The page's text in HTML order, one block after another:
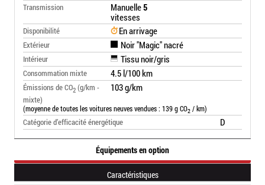
Équipements en option
Caractéristiques
Transmission Manuelle5
vitesses
Disponibilité En arrivage
Extérieur Noir "Magic" nacré
Intérieur Tissu noir/gris
Consommation mixte 4.5 l/100 km
Émissions de CO2 (g/km -
mixte)
103 g/km
(moyenne de toutes les voitures neuves vendues : 139 g CO2 / km)
Catégorie d’efficacité énergétique D